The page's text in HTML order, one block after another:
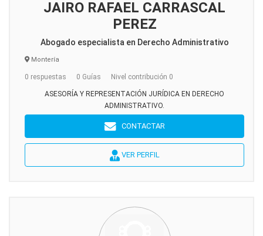
JAIRO RAFAEL CARRASCAL
PEREZ
Abogado especialista en Derecho Administrativo
Montería
0 respuestas 0 Guías Nivel contribución 0
ASESORÍA Y REPRESENTACIÓN JURÍDICA EN DERECHO
ADMINISTRATIVO.
CONTACTAR
VER PERFIL